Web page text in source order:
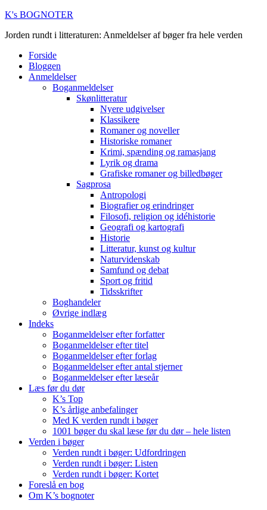
K's BOGNOTER
Jorden rundt i litteraturen: Anmeldelser af bøger fra hele verden
Forside
Bloggen
Anmeldelser
Boganmeldelser
Skønlitteratur
Nyere udgivelser
Klassikere
Romaner og noveller
Historiske romaner
Krimi, spænding og ramasjang
Lyrik og drama
Grafiske romaner og billedbøger
Sagprosa
Antropologi
Biografier og erindringer
Filosofi, religion og idéhistorie
Geografi og kartografi
Historie
Litteratur, kunst og kultur
Naturvidenskab
Samfund og debat
Sport og fritid
Tidsskrifter
Boghandeler
Øvrige indlæg
Indeks
Boganmeldelser efter forfatter
Boganmeldelser efter titel
Boganmeldelser efter forlag
Boganmeldelser efter antal stjerner
Boganmeldelser efter læseår
Læs før du dør
K’s Top
K’s årlige anbefalinger
Med K verden rundt i bøger
1001 bøger du skal læse før du dør – hele listen
Verden i bøger
Verden rundt i bøger: Udfordringen
Verden rundt i bøger: Listen
Verden rundt i bøger: Kortet
Foreslå en bog
Om K’s bognoter